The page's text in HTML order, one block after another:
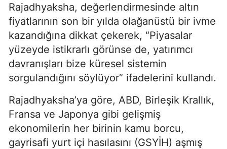
Rajadhyaksha, değerlendirmesinde altın
fiyatlarının son bir yılda olağanüstü bir ivme
kazandığına dikkat çekerek, “Piyasalar
yüzeyde istikrarlı görünse de, yatırımcı
davranışları bize küresel sistemin
sorgulandığını söylüyor” ifadelerini kullandı.
Rajadhyaksha’ya göre, ABD, Birleşik Krallık,
Fransa ve Japonya gibi gelişmiş
ekonomilerin her birinin kamu borcu,
gayrisafi yurt içi hasılasını (GSYİH) aşmış